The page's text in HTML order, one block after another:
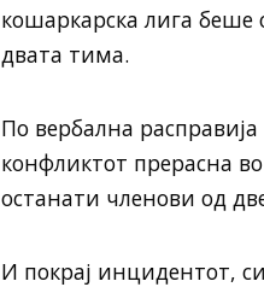
кошаркарска лига беше
двата тима.
По вербална
конфликтот прерасна
останати членови од
И покрај инцидентот,